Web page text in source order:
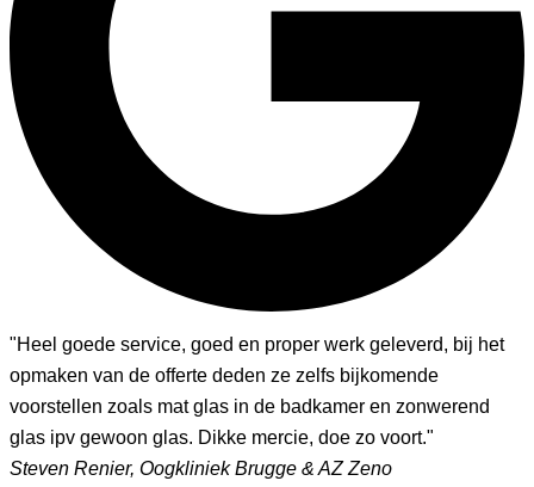
"Heel goede service, goed en proper werk geleverd, bij het
opmaken van de offerte deden ze zelfs bijkomende
voorstellen zoals mat glas in de badkamer en zonwerend
glas ipv gewoon glas. Dikke mercie, doe zo voort."
Steven Renier, Oogkliniek Brugge & AZ Zeno